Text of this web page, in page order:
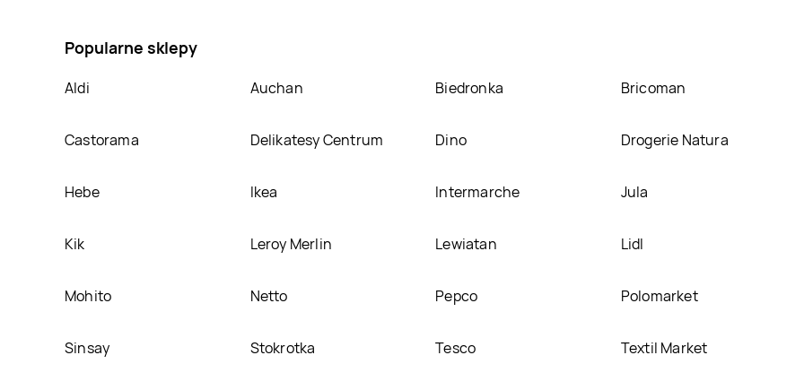
Popularne sklepy
Aldi Auchan Biedronka Bricoman
Castorama Delikatesy Centrum Dino Drogerie Natura
Hebe Ikea Intermarche Jula
Kik Leroy Merlin Lewiatan Lidl
Mohito Netto Pepco Polomarket
Sinsay Stokrotka Tesco Textil Market